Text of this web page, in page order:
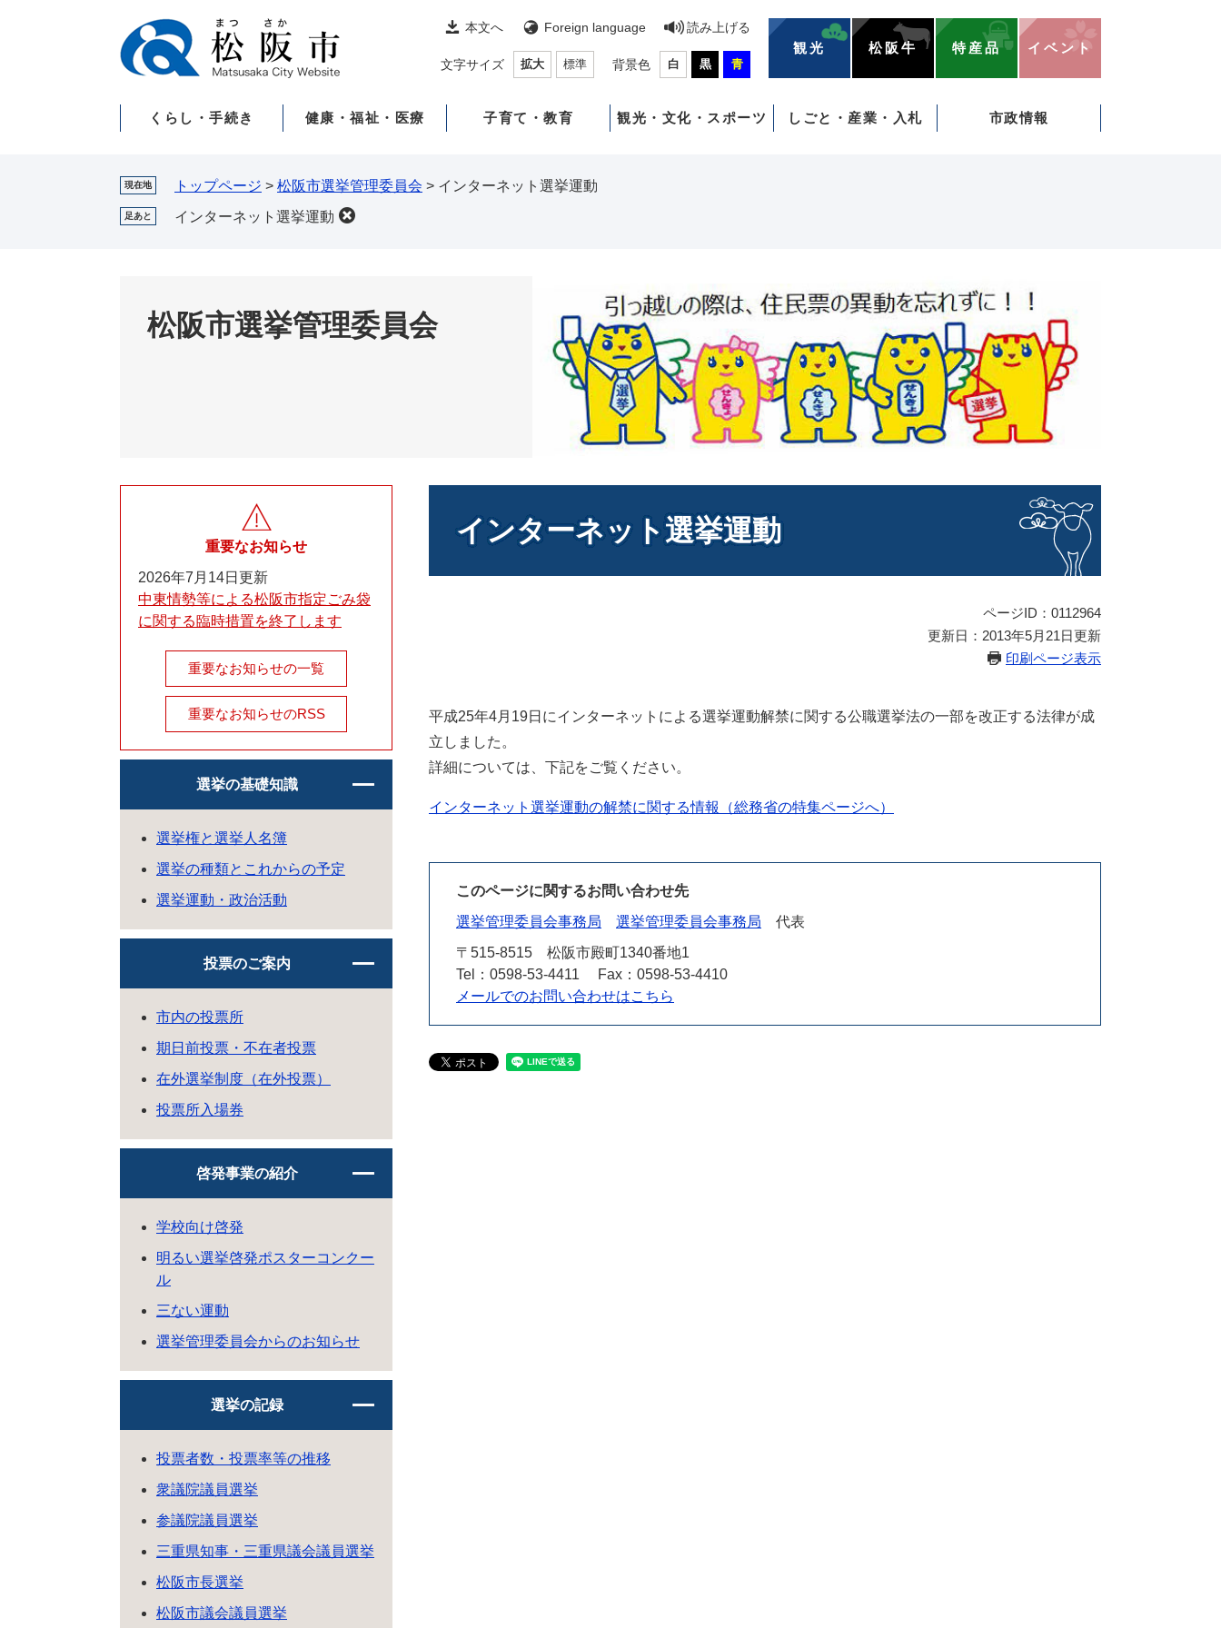
本文へ Foreign language 読み上げる
文字サイズ 拡大 標準 背景色 白 黒 青
観光 松阪牛 特産品 イベント
くらし・手続き 健康・福祉・医療 子育て・教育 観光・文化・スポーツ しごと・産業・入札 市政情報
現在地 トップページ > 松阪市選挙管理委員会 > インターネット選挙運動
足あと インターネット選挙運動
松阪市選挙管理委員会
インターネット選挙運動
ページID：0112964
更新日：2013年5月21日更新
印刷ページ表示
平成25年4月19日にインターネットによる選挙運動解禁に関する公職選挙法の一部を改正する法律が成
立しました。
詳細については、下記をご覧ください。
インターネット選挙運動の解禁に関する情報（総務省の特集ページへ）
このページに関するお問い合わせ先
選挙管理委員会事務局
選挙管理委員会事務局
代表
〒515-8515
松阪市殿町1340番地1
Tel：0598-53-4411
Fax：0598-53-4410
メールでのお問い合わせはこちら
重要なお知らせ
2026年7月14日更新
中東情勢等による松阪市指定ごみ袋
に関する臨時措置を終了します
重要なお知らせの一覧
重要なお知らせのRSS
選挙の基礎知識
選挙権と選挙人名簿
選挙の種類とこれからの予定
選挙運動・政治活動
投票のご案内
市内の投票所
期日前投票・不在者投票
在外選挙制度（在外投票）
投票所入場券
啓発事業の紹介
学校向け啓発
明るい選挙啓発ポスターコンクー
ル
三ない運動
選挙管理委員会からのお知らせ
選挙の記録
投票者数・投票率等の推移
衆議院議員選挙
参議院議員選挙
三重県知事・三重県議会議員選挙
松阪市長選挙
松阪市議会議員選挙